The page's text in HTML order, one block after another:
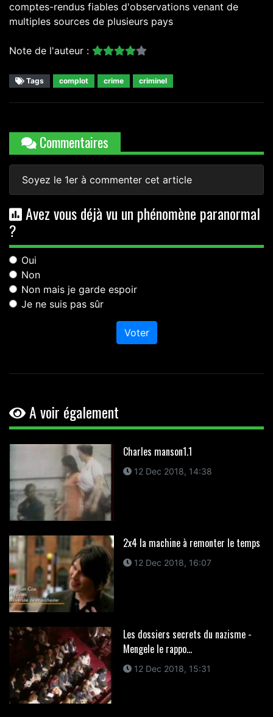
comptes-rendus fiables d'observations venant de
multiples sources de plusieurs pays
Note de l'auteur :
Tags complot crime criminel
Commentaires
Soyez le 1er à commenter cet article
Avez vous déjà vu un phénomène paranormal
?
Oui
Non
Non mais je garde espoir
Je ne suis pas sûr
Voter
A voir également
Charles manson1.1
12 Dec 2018, 14:38
2x4 la machine à remonter le temps
12 Dec 2018, 16:07
Les dossiers secrets du nazisme -
Mengele le rappo...
12 Dec 2018, 15:31